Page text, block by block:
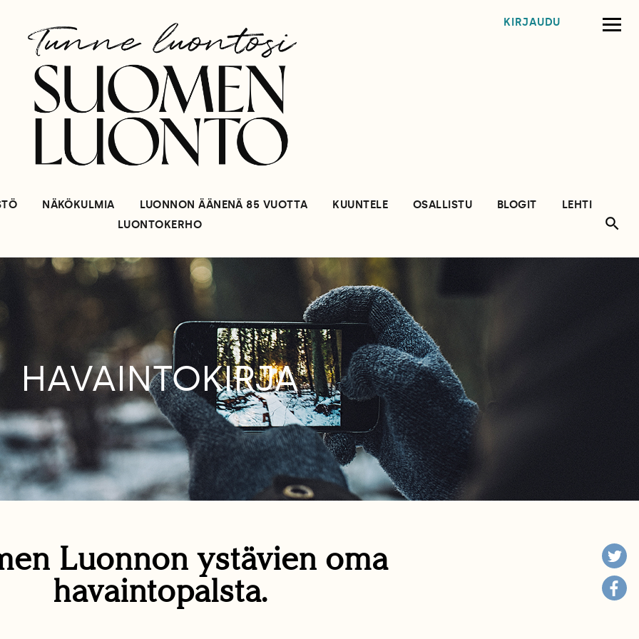
KIRJAUDU
NÄKÖKULMIA LUONNON ÄÄNENÄ 85 VUOTTA KUUNTELE OSALLISTU BLOGIT
LEHTI
LUONTOKERHO
HAVAINTOKIRJA
Luonnon ystävien oma
havaintopalsta.